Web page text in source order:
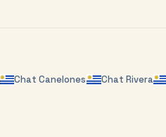
ChatCanelones Chat Rivera